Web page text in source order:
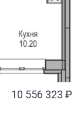
10 556 323 ₽